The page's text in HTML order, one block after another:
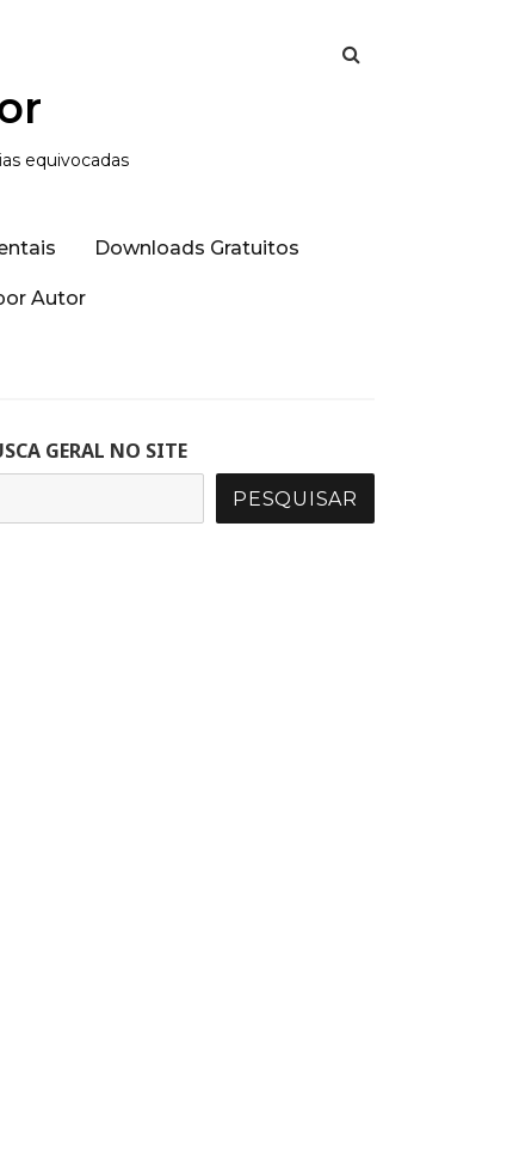
equivocadas
Downloads Gratuitos
Autor
GERAL NO SITE
PESQUISAR